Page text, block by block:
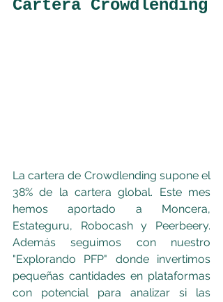
Cartera Crowdlending
La cartera de Crowdlending supone el
38% de la cartera global. Este mes
hemos aportado a Moncera,
Estateguru, Robocash y Peerbeery.
Además seguimos con nuestro
"Explorando PFP" donde invertimos
pequeñas cantidades en plataformas
con potencial para analizar si las